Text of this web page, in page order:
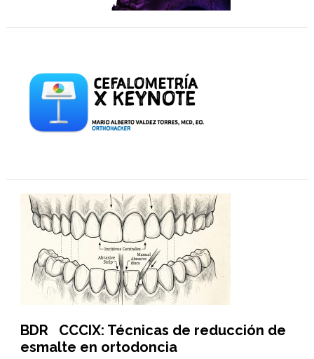
BDR CCCIX: Técnicas de reducción de
esmalte en ortodoncia